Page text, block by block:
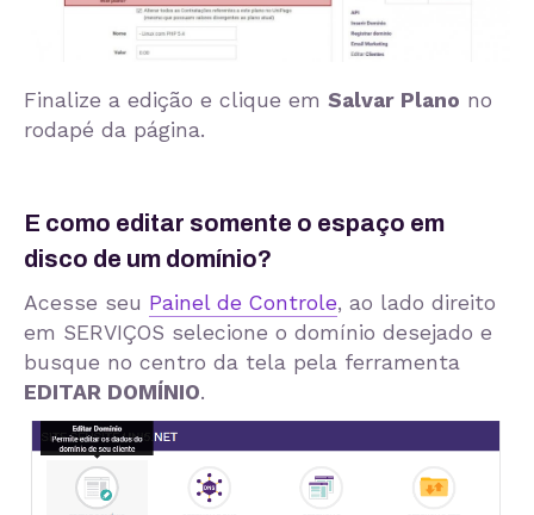
Finalize a edição e clique em Salvar Plano no
rodapé da página.
E como editar somente o espaço em
disco de um domínio?
Acesse seu Painel de Controle, ao lado direito
em SERVIÇOS selecione o domínio desejado e
busque no centro da tela pela ferramenta
EDITAR DOMÍNIO.